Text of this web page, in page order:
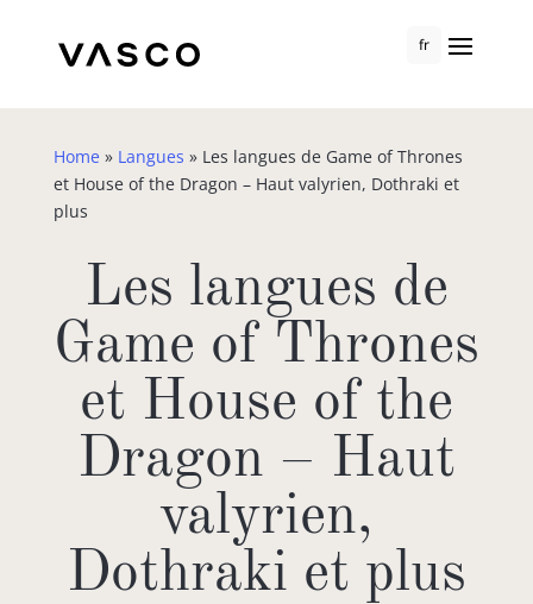
fr
Home » Langues » Les langues de Game of Thrones
et House of the Dragon – Haut valyrien, Dothraki et
plus
Les langues de
Game of Thrones
et House of the
Dragon – Haut
valyrien,
Dothraki et plus